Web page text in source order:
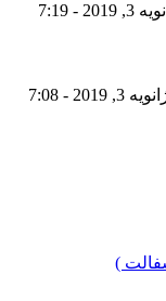
ژانویه 3, 2019 - 7:19
ژانویه 3, 2019 - 7:08
)